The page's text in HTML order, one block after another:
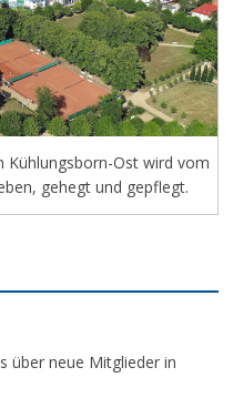
Kühlungsborn-Ost wird vom
gehegt und gepflegt.
über neue Mitglieder in